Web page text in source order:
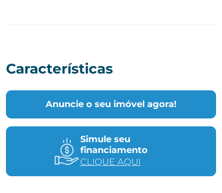
Anuncie o seu imóvel agora!
Simule seu
financiamento
CLIQUE AQUI
Características